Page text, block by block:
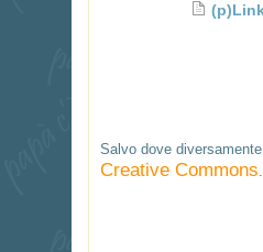
Salvo dove
Creative Commons.